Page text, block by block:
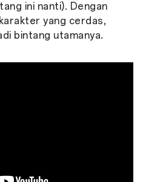
ini nanti). Dengan
yang cerdas,
bintang utamanya.